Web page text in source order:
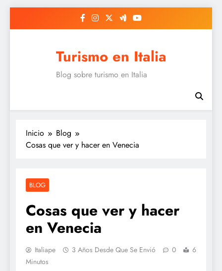
Turismo en Italia
Blog sobre turismo en Italia
Inicio
Blog
Cosas que ver y hacer en Venecia
BLOG
Cosas que ver y hacer
en Venecia
Italiape 3 Años Desde Que Se Envió 0
6
Minutos